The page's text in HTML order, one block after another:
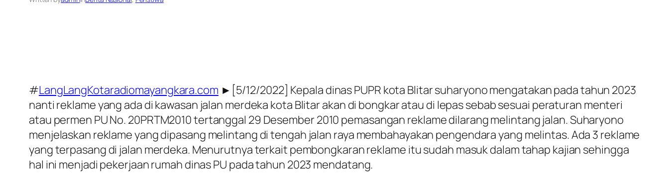
#LangLangKotaradiomayangkara.com ►[5/12/2022] Kepala dinas PUPR kota Blitar suharyono mengatakan pada tahun 2023
nanti reklame yang ada di kawasan jalan merdeka kota Blitar akan di bongkar atau di lepas sebab sesuai peraturan menteri
atau permen PU No. 20PRTM2010 tertanggal 29 Desember 2010 pemasangan reklame dilarang melintang jalan. Suharyono
menjelaskan reklame yang dipasang melintang di tengah jalan raya membahayakan pengendara yang melintas. Ada 3 reklame
yang terpasang di jalan merdeka. Menurutnya terkait pembongkaran reklame itu sudah masuk dalam tahap kajian sehingga
hal ini menjadi pekerjaan rumah dinas PU pada tahun 2023 mendatang.